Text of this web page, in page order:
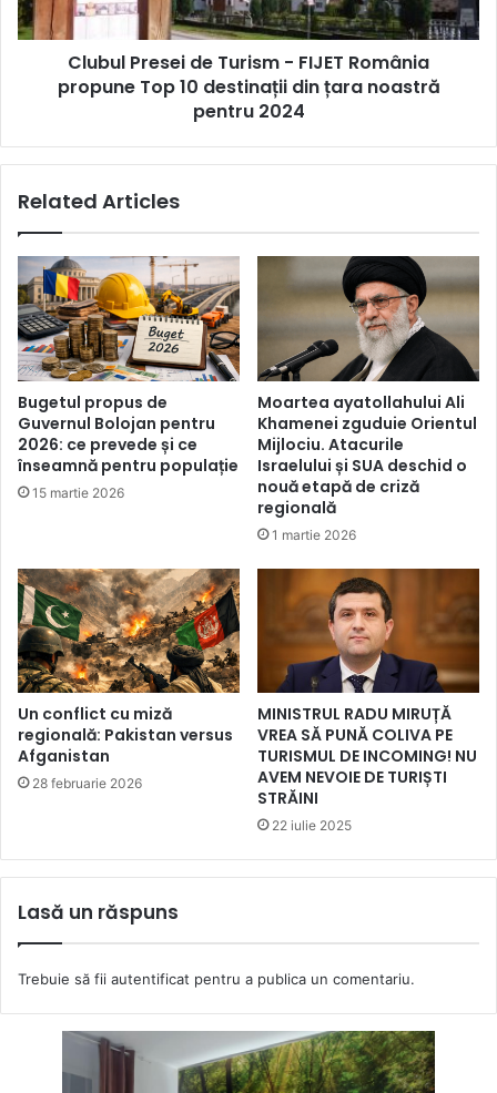
propune
Top
destinații
noastră
2024
Clubul Presei de Turism - FIJET România
propune Top 10 destinații din țara noastră
pentru 2024
Related Articles
Bugetul propus de
Guvernul Bolojan pentru
2026: ce prevede și ce
înseamnă pentru populație
15 martie 2026
Moartea ayatollahului Ali
Khamenei zguduie Orientul
Mijlociu. Atacurile
Israelului și SUA deschid o
nouă etapă de criză
regională
1 martie 2026
Un conflict cu miză
regională: Pakistan versus
Afganistan
28 februarie 2026
MINISTRUL RADU MIRUȚĂ
VREA SĂ PUNĂ COLIVA PE
TURISMUL DE INCOMING! NU
AVEM NEVOIE DE TURIȘTI
STRĂINI
22 iulie 2025
Lasă un răspuns
Trebuie să fii autentificat pentru a publica un comentariu.